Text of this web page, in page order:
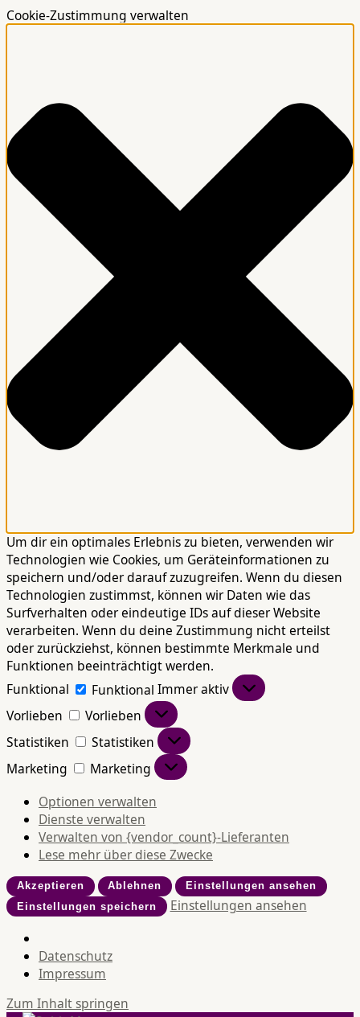
Cookie-Zustimmung verwalten
Um dir ein optimales Erlebnis zu bieten, verwenden wir
Technologien wie Cookies, um Geräteinformationen zu
speichern und/oder darauf zuzugreifen. Wenn du diesen
Technologien zustimmst, können wir Daten wie das
Surfverhalten oder eindeutige IDs auf dieser Website
verarbeiten. Wenn du deine Zustimmung nicht erteilst
oder zurückziehst, können bestimmte Merkmale und
Funktionen beeinträchtigt werden.
Funktional
Funktional Immer aktiv
Vorlieben
Vorlieben
Statistiken
Statistiken
Marketing
Marketing
Optionen verwalten
Dienste verwalten
Verwalten von {vendor_count}-Lieferanten
Lese mehr über diese Zwecke
Akzeptieren Ablehnen
Einstellungen ansehen
Einstellungen speichern
Einstellungen ansehen
Datenschutz
Impressum
Zum Inhalt springen